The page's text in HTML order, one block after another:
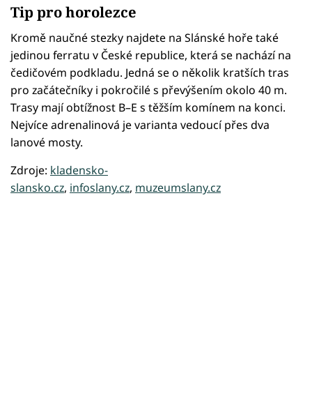
Tip pro horolezce
Kromě naučné stezky najdete na Slánské hoře také
jedinou ferratu v České republice, která se nachází na
čedičovém podkladu. Jedná se o několik kratších tras
pro začátečníky i pokročilé s převýšením okolo 40 m.
Trasy mají obtížnost B–E s těžším komínem na konci.
Nejvíce adrenalinová je varianta vedoucí přes dva
lanové mosty.
Zdroje: kladensko-
slansko.cz, infoslany.cz, muzeumslany.cz